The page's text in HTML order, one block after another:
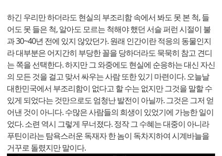
하긴 우리만 하더라도 현실의 부조리함 속에서 봐도 못 본 척, 들
어도 못 들은 척, 알아도 모르는 척해야 했던 서슬 퍼런 시절이 불
과 30~40년 전에 있지 않았던가. 원래 인간이란 적응의 동물인지
라 대부분은 어지간히 부당한 꼴을 당하더라도 묵묵히 참고 견디
는 쪽을 선택한다. 하지만 그 와중에도 현실에 순응하는 대신 자신
의 모든 것을 걸고 맞서 싸우는 사람 또한 있기 마련이다. 오늘날
대한민국에서 부조리함이 없다고 할 수는 없지만 그것을 말할 수
있게 되었다는 것만으로도 엄청난 발전이 아닐까. 그것은 그저 얻
어낸 것이 아니다. 수많은 사람들의 희생이 있었기에 가능한 일이
었다. 소련 역시 그렇게 무너졌다. 정작 그 수혜는 대중이 아니라
푸틴이라는 탐욕스러운 독재자 한 놈이 독차지하여 시계바늘을
거꾸로 돌렸지만 말이다.